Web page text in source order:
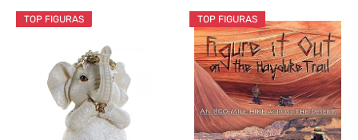
TOP FIGURAS TOP FIGURAS